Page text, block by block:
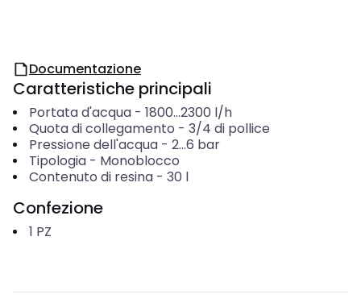
Documentazione
Caratteristiche principali
Portata d'acqua- 1800...2300 l/h
Quota di collegamento - 3/4 di pollice
Pressione dell'acqua- 2...6 bar
Tipologia- Monoblocco
Contenuto di resina- 30 l
Confezione
1 PZ